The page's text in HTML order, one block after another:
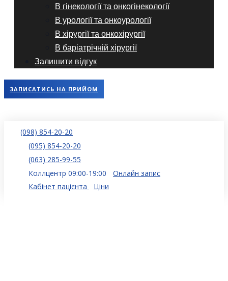
В гінекології та онкогінекології
В урології та онкоурології
В хірургії та онкохірургії
В баріатрічній хірургії
Залишити відгук
ЗАПИСАТИСЬ НА ПРИЙОМ
(098) 854-20-20
(095) 854-20-20
(063) 285-99-55
Коллцентр 09:00-19:00
Онлайн запис
Кабінет пацієнта
Ціни